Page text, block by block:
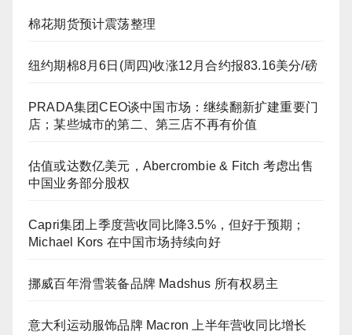
棉花期货预计震荡整理
纽约期棉8月6日(周四)收涨12月合约报83.16美分/磅
PRADA集团CEO谈中国市场：继续翻新扩建重要门
店；某些城市的第二、第三店不再有价值
估值或达数亿美元，Abercrombie & Fitch 考虑出售
中国业务部分股权
Capri集团上季度营收同比降3.5%，但好于预期；
Michael Kors 在中国市场持续向好
挪威百年滑雪装备品牌 Madshus 所有权易主
意大利运动服饰品牌 Macron 上半年营收同比增长